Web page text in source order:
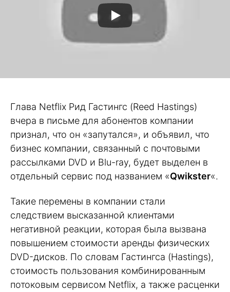
Глава Netflix Рид Гастингс (Reed Hastings)
вчера в письме для абонентов компании
признал, что он «запутался», и объявил, что
бизнес компании, связанный с почтовыми
рассылками DVD и Blu-ray, будет выделен в
отдельный сервис под названием «Qwikster«.
Такие перемены в компании стали
следствием высказанной клиентами
негативной реакции, которая была вызвана
повышением стоимости аренды физических
DVD-дисков. По словам Гастингса (Hastings),
стоимость пользования комбинированным
потоковым сервисом Netflix, а также расценки